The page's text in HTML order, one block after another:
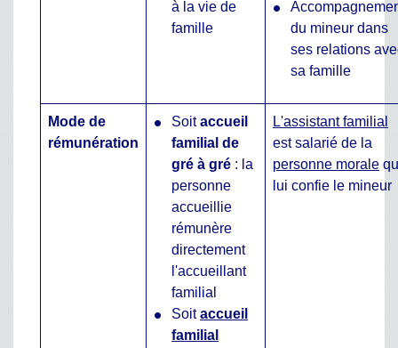
à la vie de
famille
du mineur dans
ses relations
sa famille
Mode de
rémunération
Soitaccueil
familial de
gré à gré : la
personne
accueillie
rémunère
directement
l'accueillant
familial
Soitaccueil
familial
L'assistant familial
est salarié de la
personne morale
lui confie le mineur